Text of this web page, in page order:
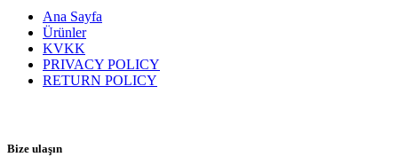
Ana Sayfa
Ürünler
KVKK
PRIVACY POLICY
RETURN POLICY
Bize ulaşın